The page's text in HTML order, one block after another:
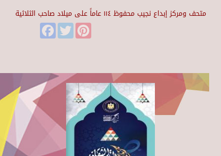
متحف ومركز إبداع نجيب محفوظ ١١٤ عاماً على ميلاد صاحب الثلاثية
FacebookTwitter